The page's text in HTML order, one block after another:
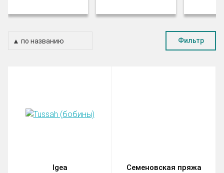
Фильтр
Igea Семеновская пряжа